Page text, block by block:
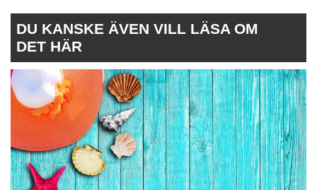
DU KANSKE ÄVEN VILL LÄSA OM
DET HÄR